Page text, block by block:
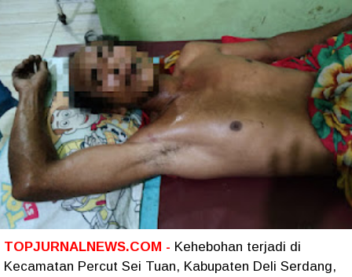
TOPJURNALNEWS.COM - Kehebohan terjadi di
Kecamatan Percut Sei Tuan, Kabupaten Deli Serdang,